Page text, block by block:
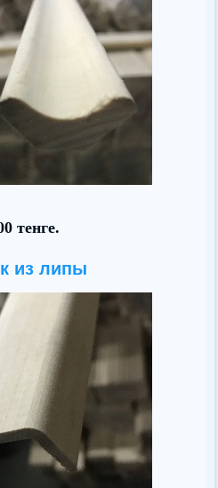
тенге.
из липы